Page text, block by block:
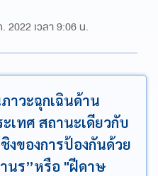
2022 เวลา 9:06 น.
าวะฉุกเฉินด้าน
เทศ สถานะเดียวกับ
งของการป้องกันด้วย
นร”หรือ "ฝีดาษ